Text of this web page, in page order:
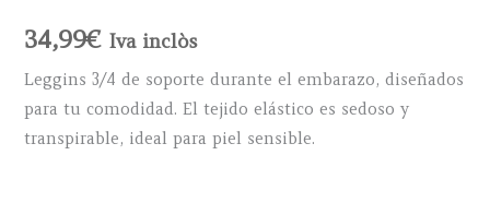
34,99€ Iva inclòs
Leggins 3/4 de soporte durante el embarazo, diseñados
para tu comodidad. El tejido elástico es sedoso y
transpirable, ideal para piel sensible.